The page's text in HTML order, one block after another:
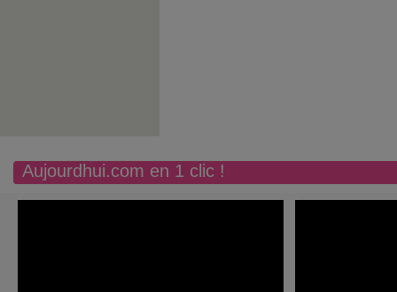
Aujourdhui.com en 1 clic !